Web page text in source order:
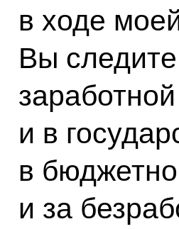
в ходе
Вы
и в
в
и за